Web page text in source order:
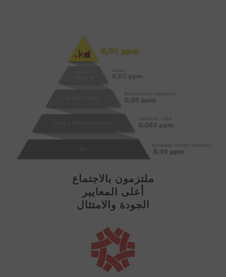
ملتزمون بالاجتماع
أعلى المعايير
الجودة والامتثال